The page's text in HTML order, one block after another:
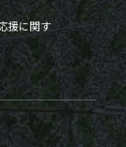
援に関す